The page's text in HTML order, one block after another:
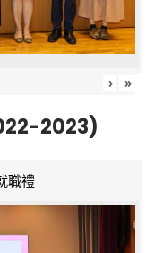
› »
2023)
職禮